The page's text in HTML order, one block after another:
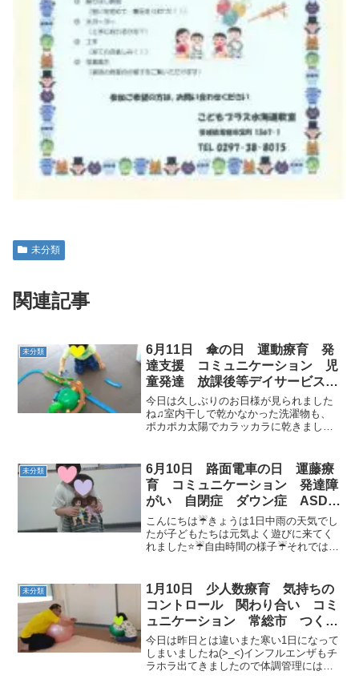
未分類
関連記事
未分類
6月11日 傘の日 運動療育 発
達支援 コミュニケーション 児
童発達 放課後等デイサービス
常総市 つくばみらい市
今日は久しぶりのお日様が見られました
ね♫室内干しで乾かなかった洗濯物も、
ポカポカ太陽でカラッカラに乾きました
午前は今日も元気なお友達が入室です☆
彡大好きなエレベーター...
未分類
6月10日 路面電車の日 運藤療
育 コミュニケーション 発達障
がい 自閉症 ダウン症 ASD
ADHD 放課後等デイサービス
児童発達支援 常総市 つくば
みらい市 坂東市 守谷市
こんにちは☔きょうは1日中雨の天気でし
たが子どもたちは元気よく遊びに来てく
れました⭐☔自由時間の様子☔それでは早
電車の日（6月10日 記念日）1995年（平
成7年）の...
未分類
1月10日 少人数療育 気持ちの
コントロール 関わり合い コミ
ュニケーション 常総市 つくば
みらい市
今日は昨日とは違いまた寒い1日になって
しまいましたね(>_<)インフルエンザもチ
ラホラ出てきましたので体調管理には十